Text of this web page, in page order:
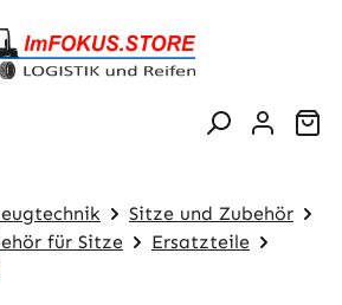
Sitze und Zubehör
für Sitze
Ersatzteile